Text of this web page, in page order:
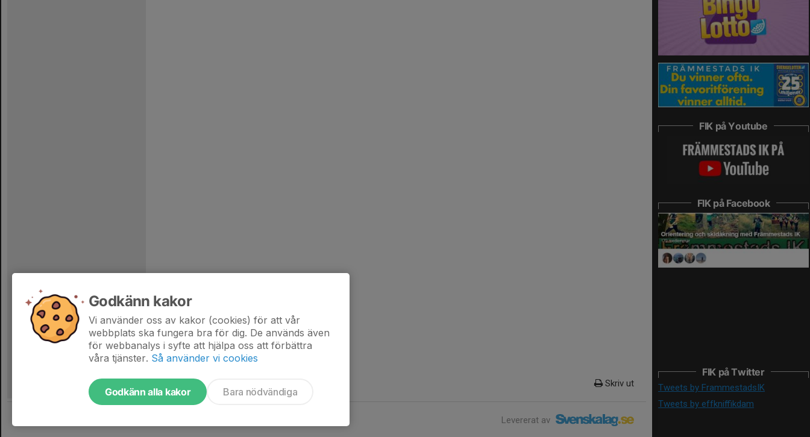
Skriv ut
Levererat av
FIK på Youtube
FIK på Facebook
FIK på Twitter
Tweets by FrammestadsIK
Tweets by effkniffikdam
Godkänn kakor
Vi använder oss av kakor (cookies) för att vår
webbplats ska fungera bra för dig. De används även
för webbanalys i syfte att hjälpa oss att förbättra
våra tjänster. Så använder vi cookies
Godkänn alla kakor Bara nödvändiga